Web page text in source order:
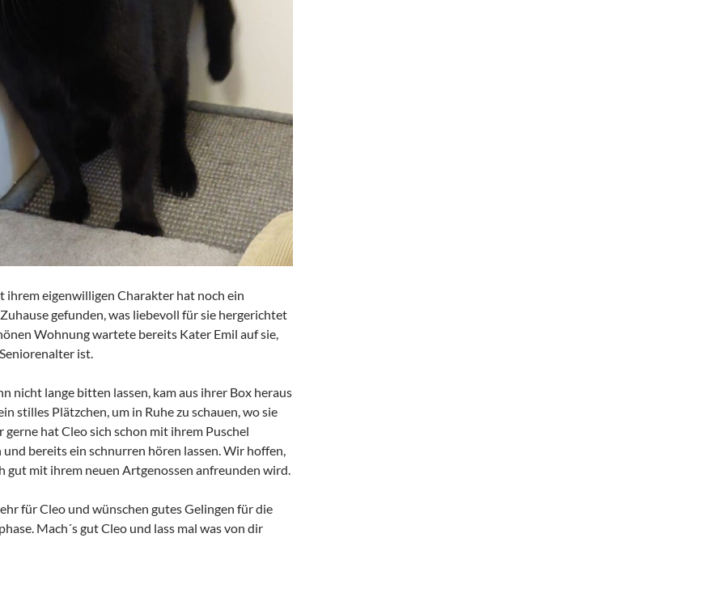
ihrem eigenwilligen Charakter hat noch ein
gefunden, was liebevoll für sie hergerichtet
Wohnung wartete bereits Kater Emil auf sie,
ist.
nicht lange bitten lassen, kam aus ihrer Box heraus
stilles Plätzchen, um in Ruhe zu schauen, wo sie
gerne hat Cleo sich schon mit ihrem Puschel
bereits ein schnurren hören lassen. Wir hoffen,
gut mit ihrem neuen Artgenossen anfreunden wird.
für Cleo und wünschen gutes Gelingen für die
Mach´s gut Cleo und lass mal was von dir